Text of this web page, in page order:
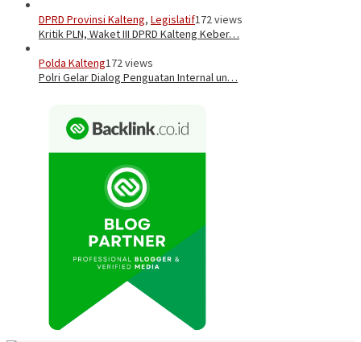
DPRD Provinsi Kalteng, Legislatif172 views
Kritik PLN, Waket III DPRD Kalteng Keber…
Polda Kalteng172 views
Polri Gelar Dialog Penguatan Internal un…